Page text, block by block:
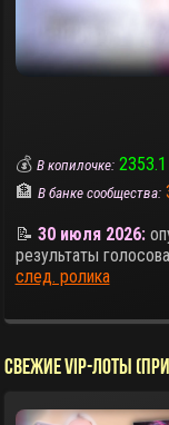
💰 В копилочке: 2353.1
🏦 В банке сообщества:
📝 30 июля 2026:
результаты
след. ролика
СВЕЖИЕ VIP-ЛОТЫ